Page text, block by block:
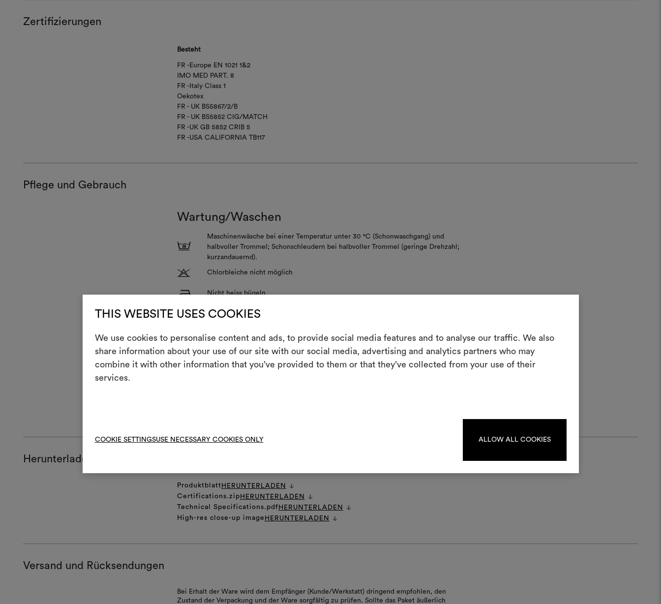
THIS WEBSITE USES COOKIES
We use cookies to personalise content and ads, to provide social media features and to analyse our traffic. We also
share information about your use of our site with our social media, advertising and analytics partners who may
combine it with other information that you’ve provided to them or that they’ve collected from your use of their
services.
COOKIE SETTINGSUSE NECESSARY COOKIES ONLY ALLOW ALL COOKIES
Zertifizierungen
Besteht
FR -Europe EN 1021 1&2
IMO MED PART. 8
FR -Italy Class 1
Oekotex
FR - UK BS5867/2/B
FR - UK BS5852 CIG/MATCH
FR -UK GB 5852 CRIB 5
FR -USA CALIFORNIA TB117
Pflege und Gebrauch
Wartung/Waschen
3
Maschinenwäsche bei einer Temperatur unter 30 °C (Schonwaschgang) und
halbvoller Trommel; Schonschleudern bei halbvoller Trommel (geringe Drehzahl;
kurzandauernd).
T Chlorbleiche nicht möglich
H Nicht heiss bügeln
P
Reinigungsverfahren ohne Wasser, mit reduzierter mechanischer Beanspruchung
und Temperatur
R Nicht im Tumbler trocknen
V Nicht schleudern
Herunterladen
Produktblatt HERUNTERLADEN
Certifications.zip HERUNTERLADEN
Technical Specifications.pdf HERUNTERLADEN
High-res close-up image HERUNTERLADEN
Versand und Rücksendungen
Bei Erhalt der Ware wird dem Empfänger (Kunde/Werkstatt) dringend empfohlen, den
Zustand der Verpackung und der Ware sorgfältig zu prüfen. Sollte das Paket äußerlich
erstellen
Ein interaktives Tool, mit dem Sie Ihre Ideen zum
Leben erwecken und mit anderen teilen können,
Um Moodboards zu erstellen oder
oder registrieren Sie sich.